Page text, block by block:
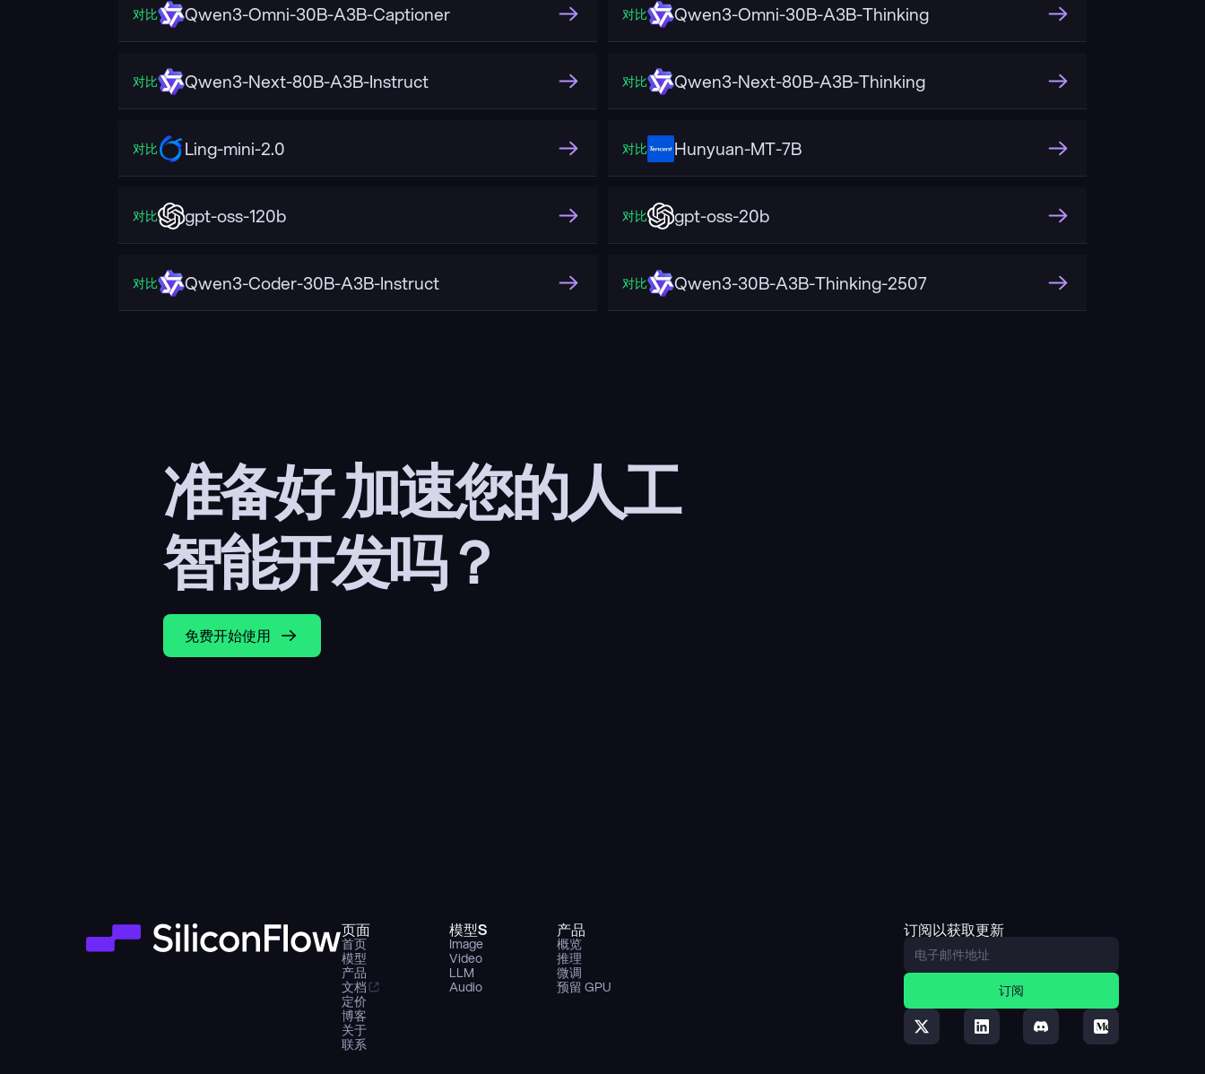
对比 Qwen3-Omni-30B-A3B-Captioner 对比 Qwen3-Omni-30B-A3B-Thinking
对比 Qwen3-Next-80B-A3B-Instruct 对比 Qwen3-Next-80B-A3B-Thinking
对比 Ling-mini-2.0 对比 Hunyuan-MT-7B
对比 gpt-oss-120b 对比 gpt-oss-20b
对比 Qwen3-Coder-30B-A3B-Instruct 对比 Qwen3-30B-A3B-Thinking-2507
准备好 加速您的人工
智能开发吗？
免费开始使用
页面
首页
模型
产品
文档
定价
博客
关于
联系
模型S
Image
Video
LLM
Audio
产品
概览
推理
微调
预留 GPU
订阅以获取更新
订阅